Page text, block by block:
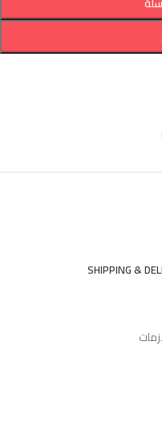
SHIPPING &